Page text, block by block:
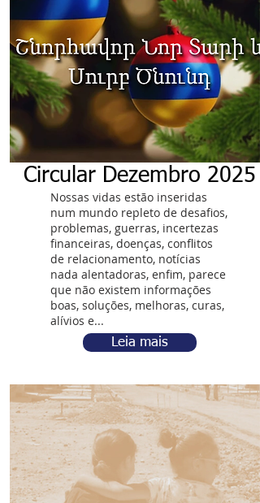
Circular Dezembro 2025
Nossas vidas estão inseridas
num mundo repleto de desafios,
problemas, guerras, incertezas
financeiras, doenças, conflitos
de relacionamento, notícias
nada alentadoras, enfim, parece
que não existem informações
boas, soluções, melhoras, curas,
alívios e...
Leia mais